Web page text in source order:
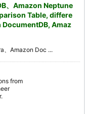
、Amazon Neptune
Table, differe
Amaz
、Amazon Doc ...
from
.